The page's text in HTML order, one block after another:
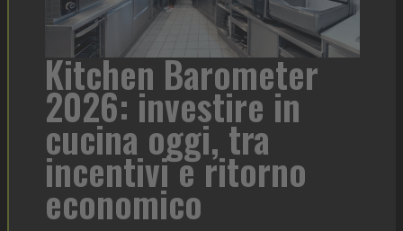
Kitchen Barometer
2026: investire in
cucina oggi, tra
incentivi e ritorno
economico